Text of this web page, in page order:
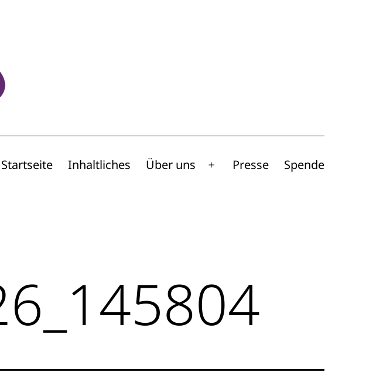
Startseite Inhaltliches Über uns
MenüPresse Spende